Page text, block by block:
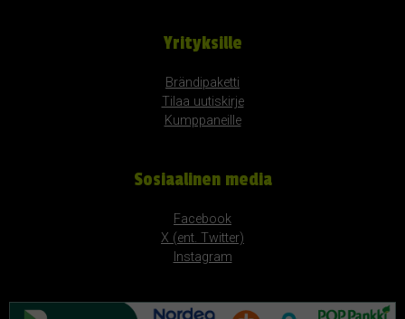
Yrityksille
Brändipaketti
Tilaa uutiskirje
Kumppaneille
Sosiaalinen media
Facebook
X (ent. Twitter)
Instagram